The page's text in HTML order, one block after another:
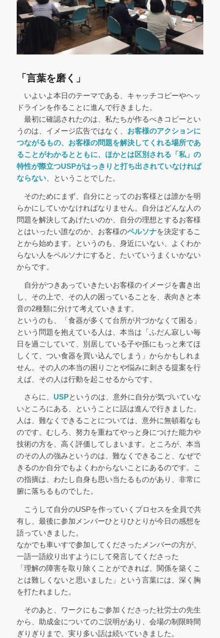
「言葉を磨く」
いよいよ本日のテーマである、キャッチコピーやヘッ
ドラインを作ることに進んで行きました。
最初に確認されたのは、私たちが作るべきコピーとい
うのは、イメージ広告ではなく、 お客様のアクションに
つながるもの、お客様の問題を解決してくれる場所であ
ることがわかるとともに、ほかとは区別される「私」の
特性が際立つUSPがはっきりと打ち出されていなければ
ならない、ということでした。
そのためにまず、自分にとってのお客様とは誰かを明
らかにしていかなければなりません。自分はどんな人の
問題を解決してあげたいのか、自分の理想とするお客様
とはいったい誰なのか、お客様のペルソナを決定するこ
とから始めます。というのも、身近にいない、よくわか
らない人をペルソナにすると、たいていうまくいかない
からです。
自分がつきあっていきたいお客様のイメージを書き出
し、その上で、その人の困っていることを、表向きと本
音の2種類に分けて考えていきます。
というのも、「食器が多くて台所が片づかなくて困る」
という問題を抱えている人は、本当は「ふだん寂しい毎
日を過ごしていて、別居している子や孫にもっと来てほ
しくて、つい食器を買い込んでしまう」からかもしれま
せん。その人の本当の困りごとや悩みに刺さる提案を行
えば、その人は行動を起こせるからです。
さらに、 USPというのは、意外に自分が気づいていな
いところにある、ということに話は進んで行きました。
人は、難なくできることについては、意外に無頓着なも
のです。むしろ、努力を重ねてやっと身につけた能力や
技術の方を、高く評価してしまいます。ところが、本当
のその人の強みというのは、難なくできること、なぜで
きるのか自分でもよくわからないことにあるのです。こ
の指摘は、わたし自身も思い当たるものがあり、非常に
腑に落ちるものでした。
こうして自分のUSPを作っていくプロセスを全員で共
有し、最後に参加メンバーひとりひとりが今日の感想を
語っていきました。
なかでも車いすで参加してくださったメンバーの方が、
一語一語絞り出すようにして発言してくださった
「理解の障害を取り除くことができれば、関係を築くこ
とは難しくないと思いました」という言葉には、深く胸
を打たれました。
そのあと、ワークにもご参加くださった社労士の先生
から、助成金についてのご説明があり、会場の制限時間
ぎりぎりまで、実り多い話は続いていきました。